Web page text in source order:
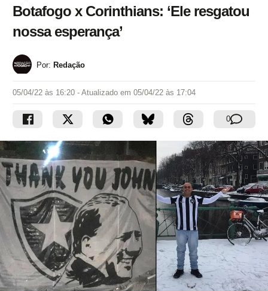
Botafogo x Corinthians: ‘Ele resgatou
nossa esperança’
Por: Redação
05/04/22 às 16:20 - Atualizado em 05/04/22 às 17:04
0